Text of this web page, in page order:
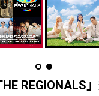
REGIONALS